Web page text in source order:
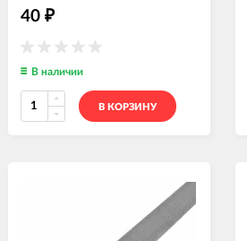
40 ₽
В наличии
В КОРЗИНУ